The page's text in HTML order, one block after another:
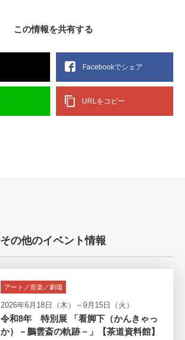
この情報を共有する
Facebookでシェア
URLをコピー
その他のイベント情報
アート／音楽／劇場
2026年6月18日（木）～9月15日（火）
令和8年 特別展 「看脚下（かんきゃっ
か）－鵬雲斎の軌跡－」【茶道資料館】